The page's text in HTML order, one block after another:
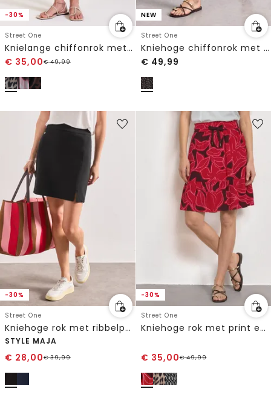
-30%
Street One
Knielange chiffonrok met print
€ 35,00€49,99
NEW
Street One
Kniehoge chiffonrok met print
€ 49,99
-30%
Street One
Kniehoge rok met ribbelpatroon
STYLE MAJA
€ 28,00€39,99
-30%
Street One
Kniehoge rok met print en volant
€ 35,00€49,99